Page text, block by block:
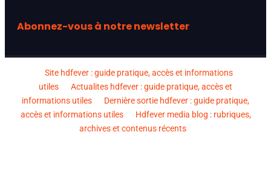
Abonnez-vous à notre newsletter
Site hdfever : guide pratique, accès et informations
utiles
Actualites hdfever : guide pratique, accès et
informations utiles
Dernière sortie hdfever : guide pratique,
accès et informations utiles
Hdfever media blog : rubriques,
archives et contenus récents